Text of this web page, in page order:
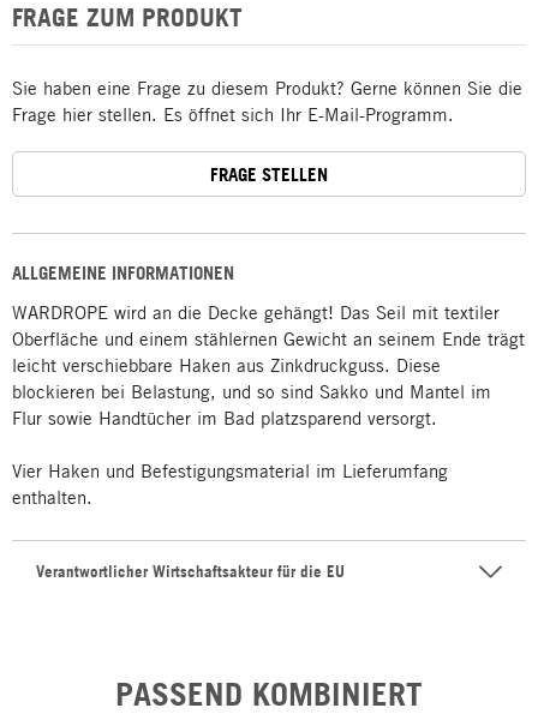
ALLGEMEINE INFORMATIONEN
WARDROPE wird an die Decke gehängt! Das Seil mit textiler
Oberfläche und einem stählernen Gewicht an seinem Ende trägt
leicht verschiebbare Haken aus Zinkdruckguss. Diese
blockieren bei Belastung, und so sind Sakko und Mantel im
Flur sowie Handtücher im Bad platzsparend versorgt.
Vier Haken und Befestigungsmaterial im Lieferumfang
enthalten.
Verantwortlicher Wirtschaftsakteur für die EU
FRAGE ZUM PRODUKT
Sie haben eine Frage zu diesem Produkt? Gerne können Sie die
Frage hier stellen. Es öffnet sich Ihr E-Mail-Programm.
FRAGE STELLEN
PASSEND KOMBINIERT